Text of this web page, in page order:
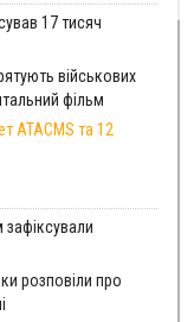
17 тисяч
військових
фільм
ATACMS та 12
зафіксували
розповіли про